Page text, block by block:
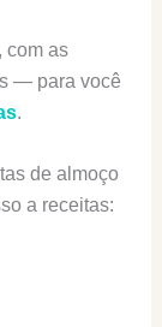
com as
— para você
.
de almoço
a receitas: